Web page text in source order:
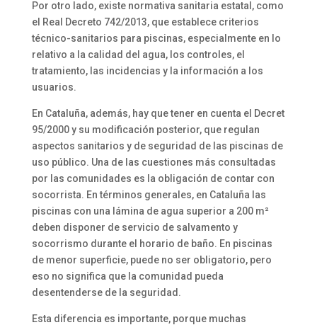
Por otro lado, existe normativa sanitaria estatal, como
el Real Decreto 742/2013, que establece criterios
técnico-sanitarios para piscinas, especialmente en lo
relativo a la calidad del agua, los controles, el
tratamiento, las incidencias y la información a los
usuarios.
En Cataluña, además, hay que tener en cuenta el Decret
95/2000 y su modificación posterior, que regulan
aspectos sanitarios y de seguridad de las piscinas de
uso público. Una de las cuestiones más consultadas
por las comunidades es la obligación de contar con
socorrista. En términos generales, en Cataluña las
piscinas con una lámina de agua superior a 200 m²
deben disponer de servicio de salvamento y
socorrismo durante el horario de baño. En piscinas
de menor superficie, puede no ser obligatorio, pero
eso no significa que la comunidad pueda
desentenderse de la seguridad.
Esta diferencia es importante, porque muchas